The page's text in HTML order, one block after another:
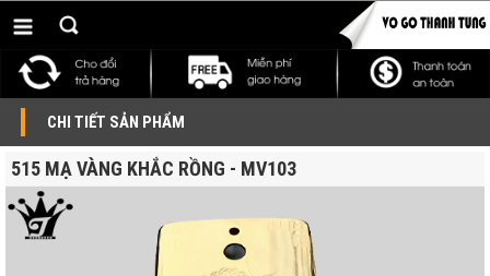
CHI TIẾT SẢN PHẨM
515 MẠ VÀNG KHẮC RỒNG - MV103